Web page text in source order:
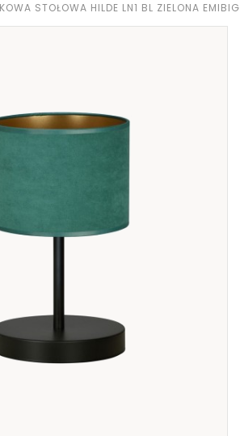
STOŁOWA HILDE LN1 BL ZIELONA EMIBIG